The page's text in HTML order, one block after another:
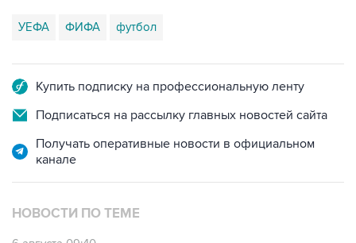
УЕФА ФИФА футбол
Купить подписку на профессиональную ленту
Подписаться на рассылку главных новостей сайта
Получать оперативные новости в официальном
канале
НОВОСТИ ПО ТЕМЕ